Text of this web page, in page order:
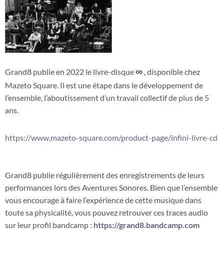
Grand8 publie en 2022 le livre-disque∞ , disponible chez
Mazeto Square. Il est une étape dans le développement de
l’ensemble, l’aboutissement d’un travail collectif de plus de 5
ans.
https://www.mazeto-square.com/product-page/infini-livre-cd
Grand8 publie régulièrement des enregistrements de leurs
performances lors des Aventures Sonores. Bien que l’ensemble
vous encourage à faire l’expérience de cette musique dans
toute sa physicalité, vous pouvez retrouver ces traces audio
sur leur profil bandcamp : https://grand8.bandcamp.com